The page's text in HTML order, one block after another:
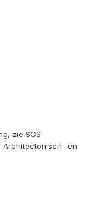
zie SCS.
Architectonisch- en